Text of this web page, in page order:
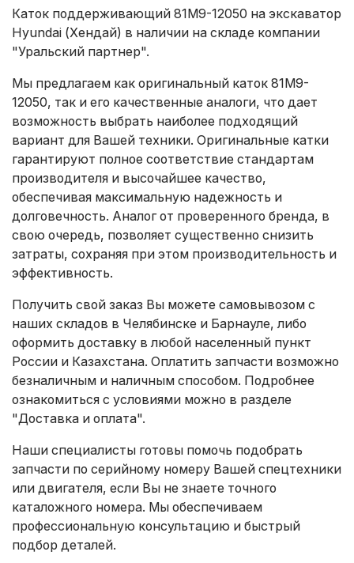
Каток поддерживающий 81M9-12050 на экскаватор
Hyundai (Хендай) в наличии на складе компании
"Уральский партнер".
Мы предлагаем как оригинальный каток 81M9-
12050, так и его качественные аналоги, что дает
возможность выбрать наиболее подходящий
вариант для Вашей техники. Оригинальные катки
гарантируют полное соответствие стандартам
производителя и высочайшее качество,
обеспечивая максимальную надежность и
долговечность. Аналог от проверенного бренда, в
свою очередь, позволяет существенно снизить
затраты, сохраняя при этом производительность и
эффективность.
Получить свой заказ Вы можете самовывозом с
наших складов в Челябинске и Барнауле, либо
оформить доставку в любой населенный пункт
России и Казахстана. Оплатить запчасти возможно
безналичным и наличным способом. Подробнее
ознакомиться с условиями можно в разделе
"Доставка и оплата".
Наши специалисты готовы помочь подобрать
запчасти по серийному номеру Вашей спецтехники
или двигателя, если Вы не знаете точного
каталожного номера. Мы обеспечиваем
профессиональную консультацию и быстрый
подбор деталей.